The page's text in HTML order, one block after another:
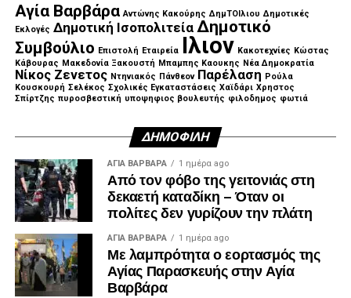
Αγία Βαρβάρα Αντώνης Κακούρης ΔημΤΟΙλιου Δημοτικές
Εκλογές Δημοτική Ισοπολιτεία Δημοτικό
Συμβούλιο Επιστολή Εταιρεία Ιλιον Κακοτεχνίες Κώστας
Κάβουρας Μακεδονία Ξακουστή Μπαμπης Καουκης Νέα Δημοκρατία
Νίκος Ζενετος Ντηνιακός Πάνθεον Παρέλαση Ρούλα
Κουσκουρή Σελέκος Σχολικές Εγκαταστάσεις Χαϊδάρι Χρηστος
Σπίρτζης πυροσβεστική υποψηφιος βουλευτής φιλοδημος φωτιά
ΔΗΜΟΦΙΛΉ
ΑΓΙΑ ΒΑΡΒΑΡΑ 1 ημέρα ago
Από τον φόβο της γειτονιάς στη
δεκαετή καταδίκη – Όταν οι
πολίτες δεν γυρίζουν την πλάτη
ΑΓΙΑ ΒΑΡΒΑΡΑ 1 ημέρα ago
Με λαμπρότητα ο εορτασμός της
Αγίας Παρασκευής στην Αγία
Βαρβάρα